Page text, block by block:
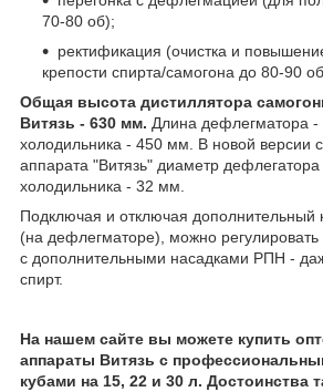
70-80 об);
ректификация (очистка и
крепости спирта/самогона до 80-90
Общая высота дистиллятора
Витязь - 630 мм. Длина дефлегматора
холодильника - 450 мм. В новой версии
аппарата "Витязь" диаметр
холодильника - 32 мм.
Подключая и отключая дополнительный
(на дефлегматоре), можно регулировать
с дополнительными насадками РПН -
спирт.
На нашем сайте вы можете купить
аппараты Витязь с
кубами на 15, 22 и 30 л. Достоинства